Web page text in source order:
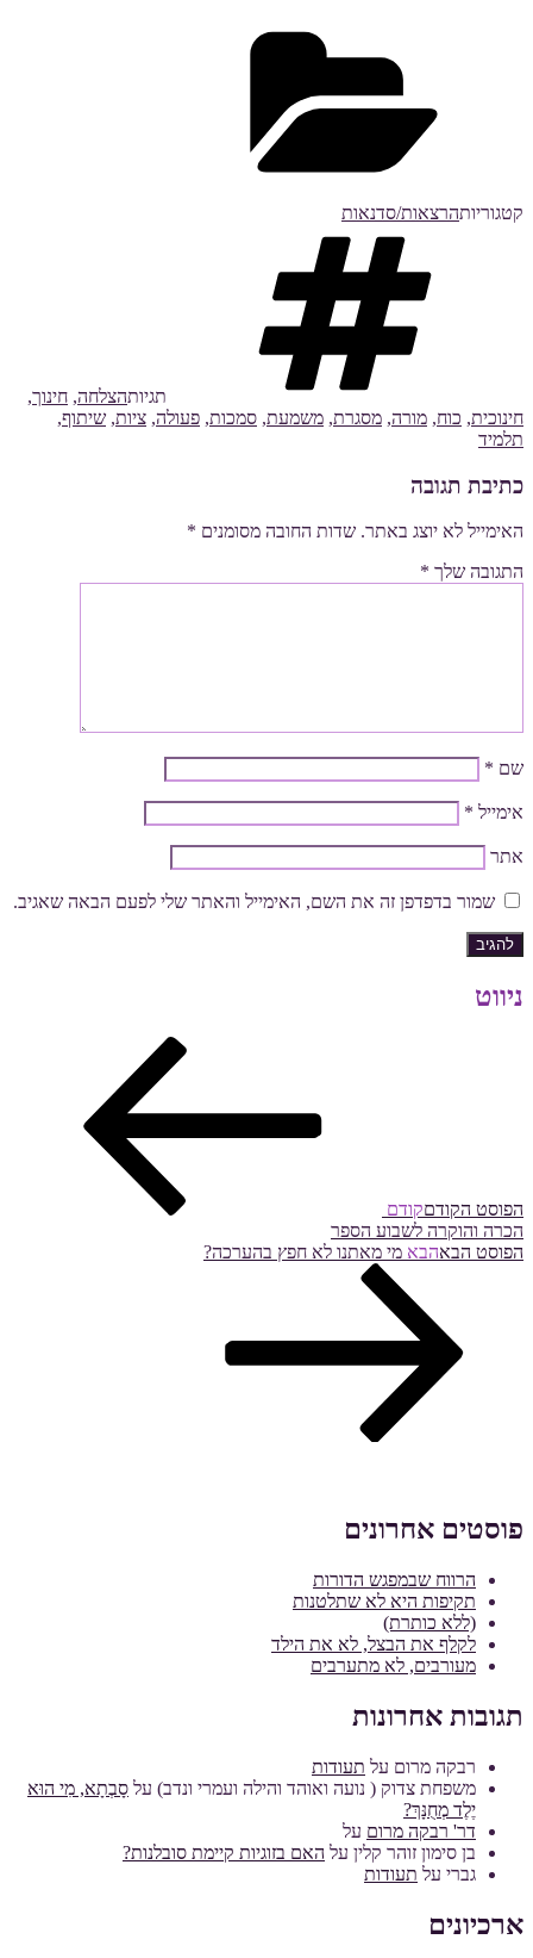
קטגוריותהרצאות/סדנאות
תגיותהצלחה, חינוך,
חינוכית, כוח, מורה, מסגרת, משמעת, סמכות, פעולה, ציות, שיתוף,
תלמיד
כתיבת תגובה
האימייל לא יוצג באתר. שדות החובה מסומנים *
התגובה שלך *
שם *
אימייל *
אתר
שמור בדפדפן זה את השם, האימייל והאתר שלי לפעם הבאה שאגיב.
ניווט
הפוסט הקודםקודם
הכרה והוקרה לשבוע הספר
הפוסט הבאהבא מי מאתנו לא חפץ בהערכה?
פוסטים אחרונים
הרווח שבמפגש הדורות
תקיפות היא לא שתלטנות
(ללא כותרת)
לקלף את הבצל, לא את הילד
מעורבים, לא מתערבים
תגובות אחרונות
רבקה מרום על תעודות
משפחת צדוק ( נועה ואוהד והילה ועמרי ונדב) על סָבְתָא, מִי הוּא
יֶלֶד מְחֻנָּךְ?
דר' רבקה מרום על
בן סימון זוהר קלין על האם בזוגיות קיימת סובלנות?
גברי על תעודות
ארכיונים